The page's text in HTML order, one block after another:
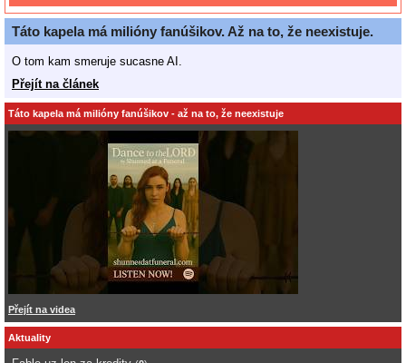
Táto kapela má milióny fanúšikov. Až na to, že neexistuje.
O tom kam smeruje sucasne AI.
Přejít na článek
Táto kapela má milióny fanúšikov - až na to, že neexistuje
Přejít na videa
Aktuality